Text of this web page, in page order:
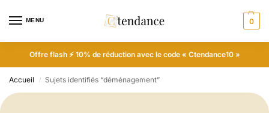
MENU 0
Offre flash ⚡ 10% de réduction avec le code « Ctendance10 »
Accueil / Sujets identifiés “déménagement”